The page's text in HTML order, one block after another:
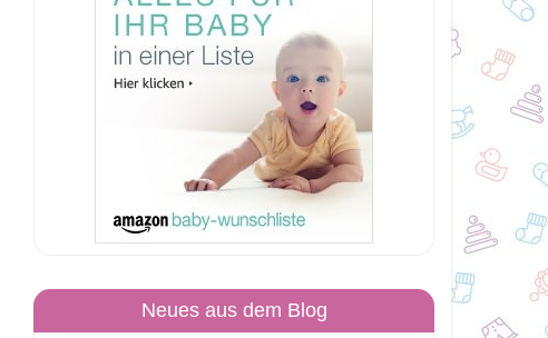
Neues aus dem Blog